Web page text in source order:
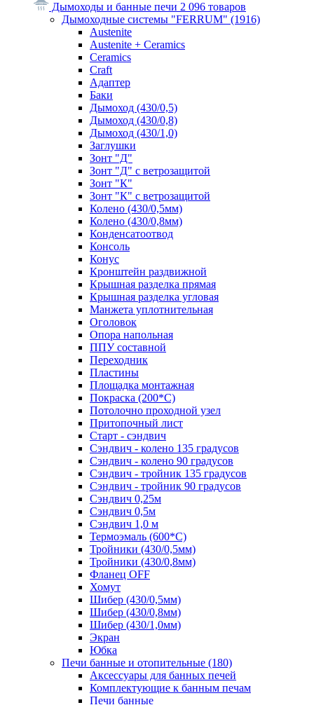
Дымоходы и банные печи 2 096 товаров
Дымоходные системы "FERRUM" (1916)
Austenite
Austenite + Ceramics
Ceramics
Craft
Адаптер
Баки
Дымоход (430/0,5)
Дымоход (430/0,8)
Дымоход (430/1,0)
Заглушки
Зонт "Д"
Зонт "Д" с ветрозащитой
Зонт "К"
Зонт "К" с ветрозащитой
Колено (430/0,5мм)
Колено (430/0,8мм)
Конденсатоотвод
Консоль
Конус
Кронштейн раздвижной
Крышная разделка прямая
Крышная разделка угловая
Манжета уплотнительная
Оголовок
Опора напольная
ППУ составной
Переходник
Пластины
Площадка монтажная
Покраска (200*С)
Потолочно проходной узел
Притопочный лист
Старт - сэндвич
Сэндвич - колено 135 градусов
Сэндвич - колено 90 градусов
Сэндвич - тройник 135 градусов
Сэндвич - тройник 90 градусов
Сэндвич 0,25м
Сэндвич 0,5м
Сэндвич 1,0 м
Термоэмаль (600*С)
Тройники (430/0,5мм)
Тройники (430/0,8мм)
Фланец OFF
Хомут
Шибер (430/0,5мм)
Шибер (430/0,8мм)
Шибер (430/1,0мм)
Экран
Юбка
Печи банные и отопительные (180)
Аксессуары для банных печей
Комплектующие к банным печам
Печи банные